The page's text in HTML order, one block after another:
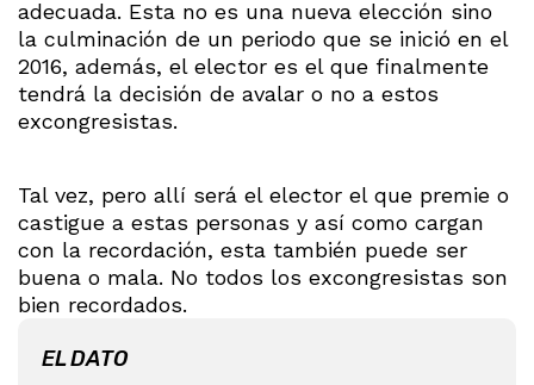
adecuada. Esta no es una nueva elección sino
la culminación de un periodo que se inició en el
2016, además, el elector es el que finalmente
tendrá la decisión de avalar o no a estos
excongresistas.
Tal vez, pero allí será el elector el que premie o
castigue a estas personas y así como cargan
con la recordación, esta también puede ser
buena o mala. No todos los excongresistas son
bien recordados.
EL DATO